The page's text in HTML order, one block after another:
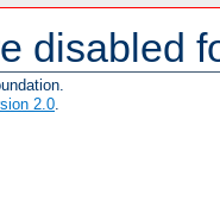
disabled
2.0.